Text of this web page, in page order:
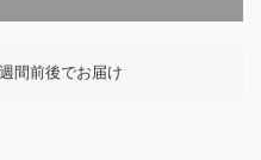
間前後でお届け